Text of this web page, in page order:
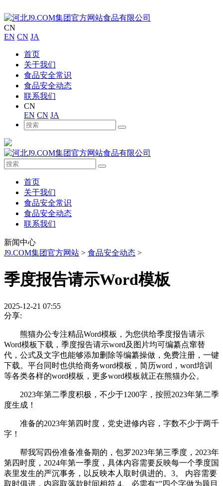
CN
EN CN JA
首页
关于我们
食品安全常识
食品安全动态
联系我们
CN
EN CN JA
首页
关于我们
食品安全常识
食品安全动态
联系我们
新闻中心
J9.COM集团官方网站 > 食品安全动态 >
季度报告请示Word模板
2025-12-21 07:55
分享:
熊猫办公专注精品Word模板，为您供给季度报告请示
Word模板下载，季度报告请示word及图片均可编纂点窜替
代，公式及文字也能够添加删除等编纂操做，免费注册，一键
下载。平台同时也供给商务word模板，简历word，word培训
等各类各样的word模板，更多word模板就正在熊猫办公。
2023年第二季度积极，不少于1200字，按照2023年第二季
度生成！
准备的2023年第四时度，党史进修内容，字数不少于两千
字！
帮我写四份准备准备期的，包罗2023年第三季度，2023年
第四时度，2024年第一季度，具体内容需要反映每一个季度国
表里发生的严沉事务，以反映本人取时俱进的。3。 内容需要
取时俱进，内容取落款时间相符 4。 必需有“”四个字做为题目